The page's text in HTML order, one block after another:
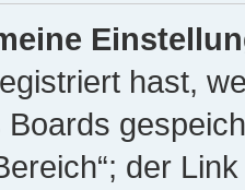
hast,
der